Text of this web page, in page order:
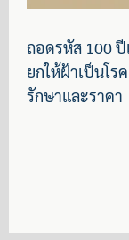
ถอดรหัส 100
ยกให้ฝ้าเป็นโ
รักษาและราคา